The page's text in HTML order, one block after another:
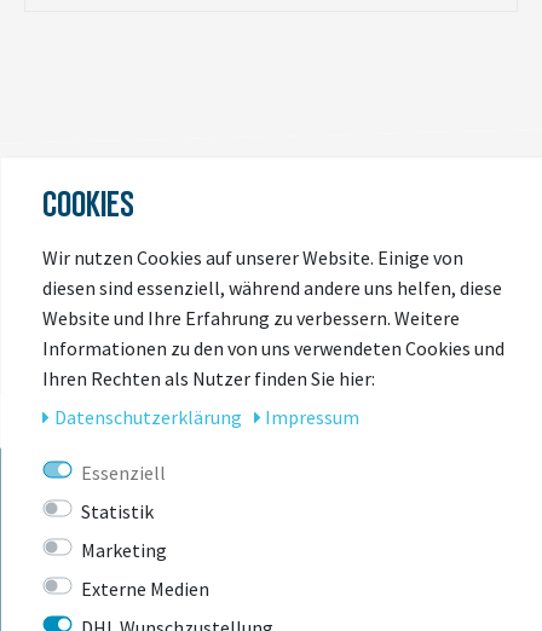
ANGESEHEN
BIKEBOX GmbH
COOKIES
Wir nutzen Cookies auf unserer Website. Einige von
diesen sind essenziell, während andere uns helfen, diese
Website und Ihre Erfahrung zu verbessern. Weitere
Informationen zu den von uns verwendeten Cookies und
Ihren Rechten als Nutzer finden Sie hier:
Daten­schutz­erklärung
Impressum
Essenziell
Statistik
Marketing
Externe Medien
DHL Wunschzustellung